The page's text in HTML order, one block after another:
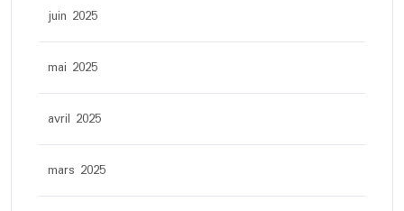
juin 2025
mai 2025
avril 2025
mars 2025